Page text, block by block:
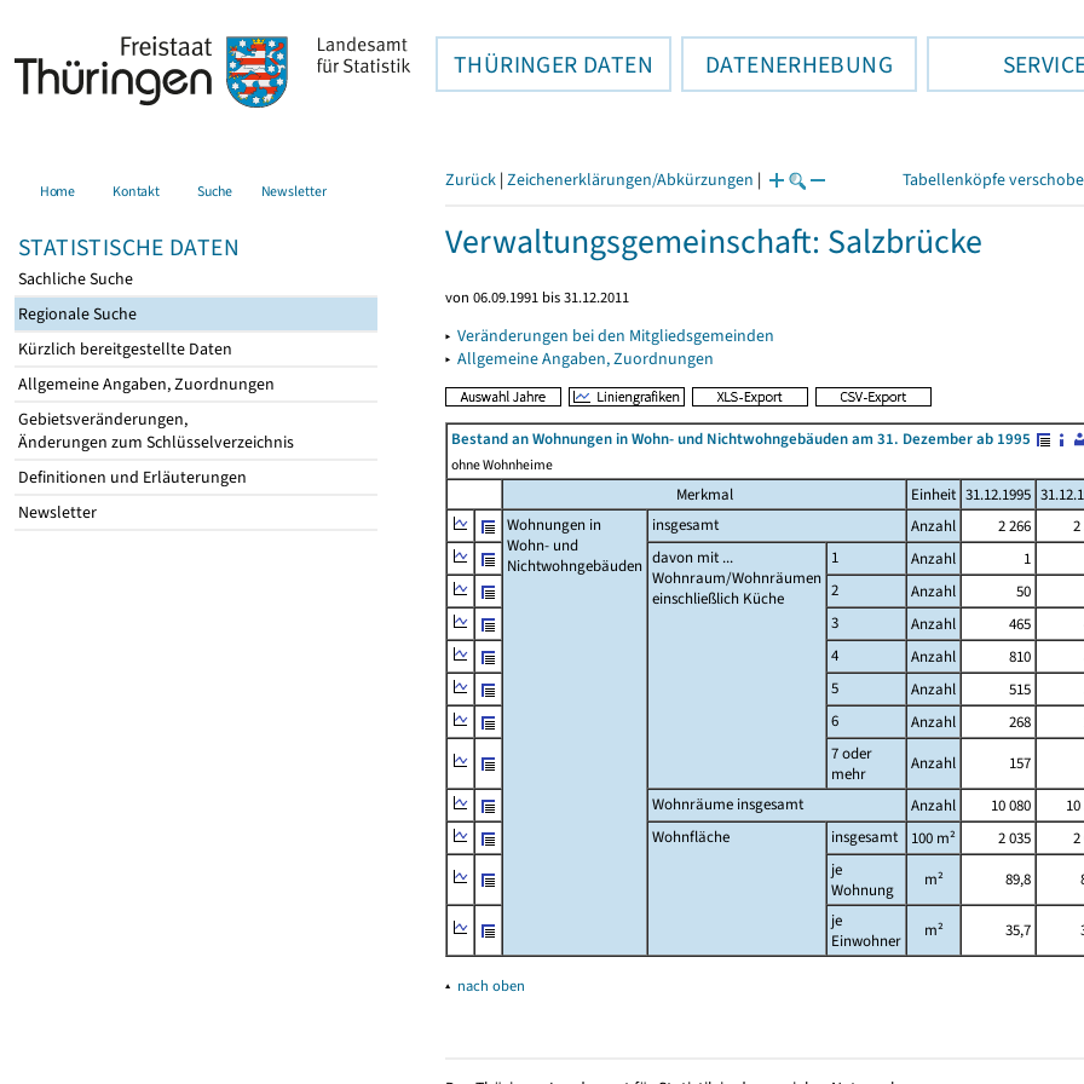
THÜRINGER DATEN DATENERHEBUNG
Home Kontakt Suche Newsletter
STATISTISCHE DATEN
Sachliche Suche
Regionale Suche
Kürzlich bereitgestellte Daten
Allgemeine Angaben, Zuordnungen
Gebietsveränderungen,
Änderungen zum Schlüsselverzeichnis
Definitionen und Erläuterungen
Newsletter
Zurück | Zeichenerklärungen/Abkürzungen | Tabellenköpfe
Verwaltungsgemeinschaft: Salzbrücke
von 06.09.1991 bis 31.12.2011
▸ Veränderungen bei den Mitgliedsgemeinden
▸ Allgemeine Angaben, Zuordnungen
Bestand an Wohnungen in Wohn- und Nichtwohngebäuden am 31. Dezember ab 1995
ohne Wohnheime
Merkmal Einheit 31.12.1995
Wohnungen in
Wohn- und
Nichtwohngebäuden
insgesamt Anzahl 2 266 2
davon mit ...
Wohnraum/Wohnräumen
einschließlich Küche
1 Anzahl 1
2
Anzahl 50
3
Anzahl 465
4
Anzahl 810
5
Anzahl 515
6
Anzahl 268
7 oder
mehr
Anzahl 157
Wohnräume insgesamt
Anzahl 10 080
Wohnfläche
insgesamt 100 m² 2 035 2
je
Wohnung
m² 89,8
je
Einwohner
m² 35,7
▴ nach oben